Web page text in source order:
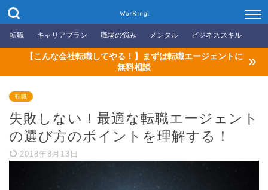
WorKing!
転職 キャリアプラン 職場の悩み メンタル ビジネススキル
【こんな会社転職してやる！】まずは転職エージェントに
無料相談
転職
失敗しない！最適な転職エージェント
の選び方のポイントを理解する！
2018年8月13日